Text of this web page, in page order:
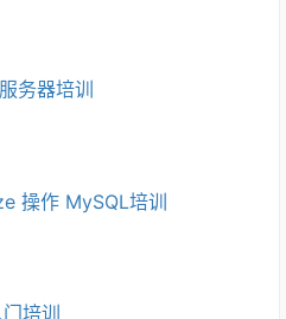
务器培训
操作 MySQL培训
培训